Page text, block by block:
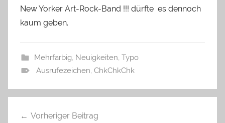
New Yorker Art-Rock-Band !!! dürfte es dennoch
kaum geben.
Mehrfarbig, Neuigkeiten, Typo
Ausrufezeichen, ChkChkChk
Beitragsnavigation
Vorheriger Beitrag